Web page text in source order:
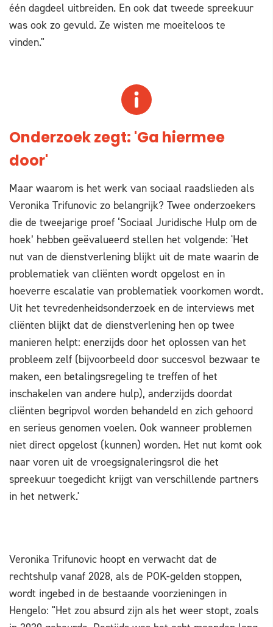
één dagdeel uitbreiden. En ook dat tweede spreekuur
was ook zo gevuld. Ze wisten me moeiteloos te
vinden."
Onderzoek zegt: 'Ga hiermee
door'
Maar waarom is het werk van sociaal raadslieden als
Veronika Trifunovic zo belangrijk? Twee onderzoekers
die de tweejarige proef ‘Sociaal Juridische Hulp om de
hoek’ hebben geëvalueerd stellen het volgende: 'Het
nut van de dienstverlening blijkt uit de mate waarin de
problematiek van cliënten wordt opgelost en in
hoeverre escalatie van problematiek voorkomen wordt.
Uit het tevredenheidsonderzoek en de interviews met
cliënten blijkt dat de dienstverlening hen op twee
manieren helpt: enerzijds door het oplossen van het
probleem zelf (bijvoorbeeld door succesvol bezwaar te
maken, een betalingsregeling te treffen of het
inschakelen van andere hulp), anderzijds doordat
cliënten begripvol worden behandeld en zich gehoord
en serieus genomen voelen. Ook wanneer problemen
niet direct opgelost (kunnen) worden. Het nut komt ook
naar voren uit de vroegsignaleringsrol die het
spreekuur toegedicht krijgt van verschillende partners
in het netwerk.'
Veronika Trifunovic hoopt en verwacht dat de
rechtshulp vanaf 2028, als de POK-gelden stoppen,
wordt ingebed in de bestaande voorzieningen in
Hengelo: "Het zou absurd zijn als het weer stopt, zoals